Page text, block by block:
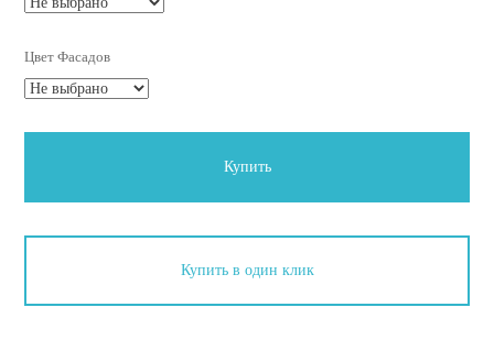
Цвет Фасадов
Купить
Купить в один клик